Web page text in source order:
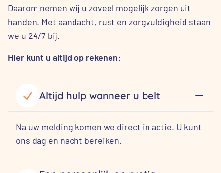
Daarom nemen wij u zoveel mogelijk zorgen uit
handen. Met aandacht, rust en zorgvuldigheid staan
we u 24/7 bij.
Hier kunt u altijd op rekenen:
Altijd hulp wanneer u belt
Na uw melding komen we direct in actie. U kunt
ons dag en nacht bereiken.